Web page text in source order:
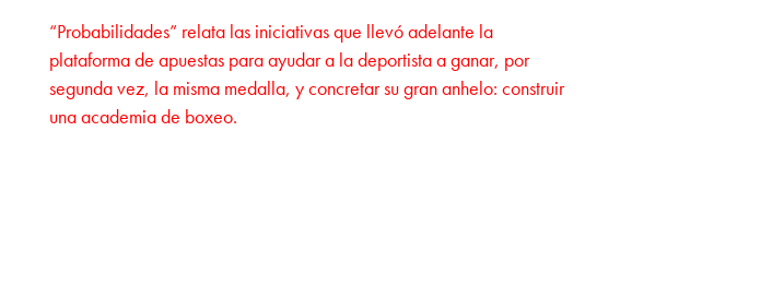
“Probabilidades” relata las iniciativas que llevó adelante la
plataforma de apuestas para ayudar a la deportista a ganar, por
segunda vez, la misma medalla, y concretar su gran anhelo: construir
una academia de boxeo.